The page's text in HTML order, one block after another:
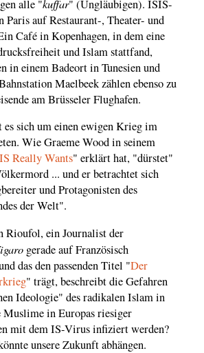
alle "kuffar" (Ungläubigen). ISIS-
Paris auf Restaurant-, Theater- und
Café in Kopenhagen, in dem eine
und Islam stattfand,
in einem Badeort in Tunesien und
Maelbeek zählen ebenso zu
am Brüsseler Flughafen.
es sich um einen ewigen Krieg im
Wie Graeme Wood in seinem
Really Wants" erklärt hat, "dürstet"
... und er betrachtet sich
und Protagonisten des
der Welt".
Rioufol, ein Journalist der
gerade auf Französisch
das den passenden Titel "Der
" trägt, beschreibt die Gefahren
Ideologie" des radikalen Islam in
in Europas riesiger
mit dem IS-Virus infiziert werden?
unsere Zukunft abhängen.